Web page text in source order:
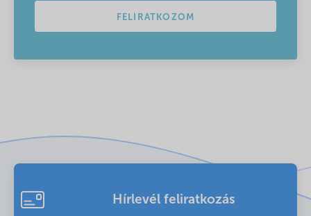
FELIRATKOZOM
Hírlevél feliratkozás